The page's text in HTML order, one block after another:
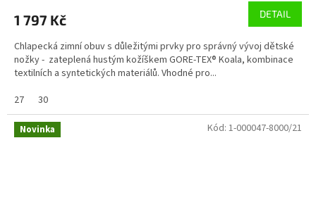
1 797 Kč DETAIL
Chlapecká zimní obuv s důležitými prvky pro správný vývoj dětské
nožky - zateplená hustým kožíškem GORE-TEX® Koala, kombinace
textilních a syntetických materiálů. Vhodné pro...
27
30
Novinka Kód: 1-000047-8000/21